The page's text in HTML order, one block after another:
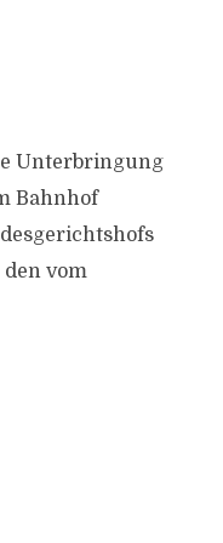
Unterbringung
Bahnhof
vom